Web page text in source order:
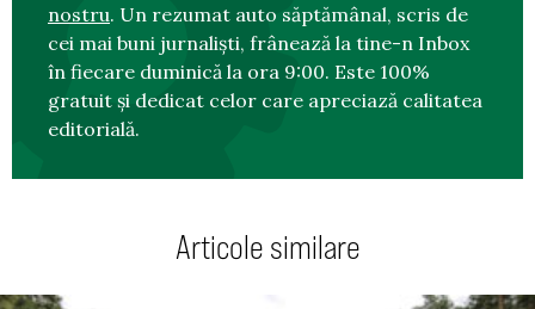
nostru. Un rezumat auto săptămânal, scris de
cei mai buni jurnaliști, frânează la tine-n Inbox
în fiecare duminică la ora 9:00. Este 100%
gratuit și dedicat celor care apreciază calitatea
editorială.
Articole similare